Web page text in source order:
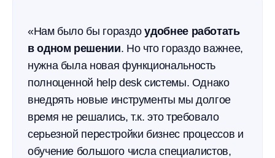
«Нам было бы гораздоудобнее работать
в одном решении. Но что гораздо важнее,
нужна была новая функциональность
полноценной help desk системы. Однако
внедрять новые инструменты мы долгое
время не решались, т.к. это требовало
серьезной перестройки бизнес процессов и
обучение большого числа специалистов,